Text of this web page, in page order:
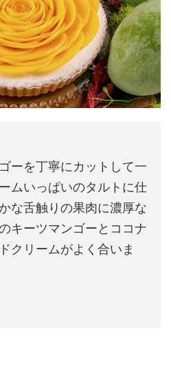
ーを丁寧にカットして一
ムいっぱいのタルトに仕
な舌触りの果肉に濃厚な
キーツマンゴーとココナ
クリームがよく合いま